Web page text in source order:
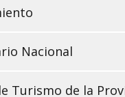
Nacional
Turismo de la